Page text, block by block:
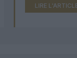
LIRE